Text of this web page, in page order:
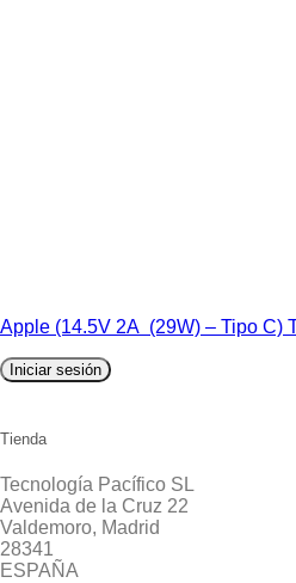
Apple (14.5V 2A (29W) – Tipo C)
Iniciar sesión
Tienda
Tecnología Pacífico SL
Avenida de la Cruz 22
Valdemoro, Madrid
28341
ESPAÑA